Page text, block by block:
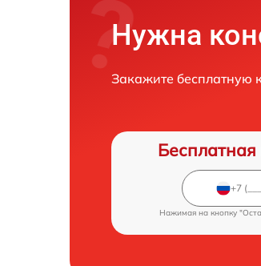
Нужна
Закажите бесплатную
Бесплатная
Нажимая на кнопку